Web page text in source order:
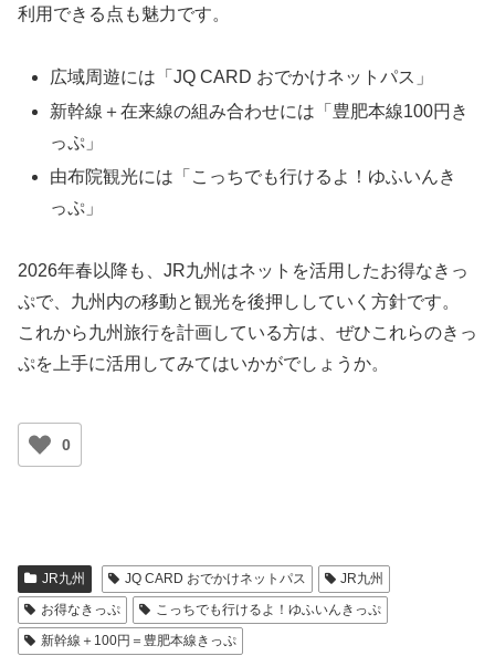
利用できる点も魅力です。
広域周遊には「JQ CARD おでかけネットパス」
新幹線＋在来線の組み合わせには「豊肥本線100円き
っぷ」
由布院観光には「こっちでも行けるよ！ゆふいんき
っぷ」
2026年春以降も、JR九州はネットを活用したお得なきっ
ぷで、九州内の移動と観光を後押ししていく方針です。
これから九州旅行を計画している方は、ぜひこれらのきっ
ぷを上手に活用してみてはいかがでしょうか。
0
JR九州 JQ CARD おでかけネットパス
JR九州
お得なきっぷ
こっちでも行けるよ！ゆふいんきっぷ
新幹線＋100円＝豊肥本線きっぷ